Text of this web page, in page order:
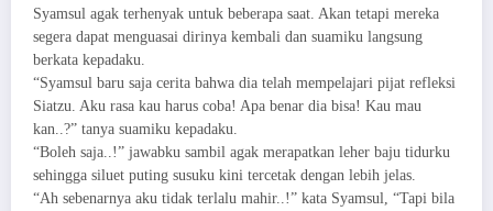
Syamsul agak terhenyak untuk beberapa saat. Akan tetapi mereka
segera dapat menguasai dirinya kembali dan suamiku langsung
berkata kepadaku.
“Syamsul baru saja cerita bahwa dia telah mempelajari pijat refleksi
Siatzu. Aku rasa kau harus coba! Apa benar dia bisa! Kau mau
kan..?” tanya suamiku kepadaku.
“Boleh saja..!” jawabku sambil agak merapatkan leher baju tidurku
sehingga siluet puting susuku kini tercetak dengan lebih jelas.
“Ah sebenarnya aku tidak terlalu mahir..!” kata Syamsul, “Tapi bila